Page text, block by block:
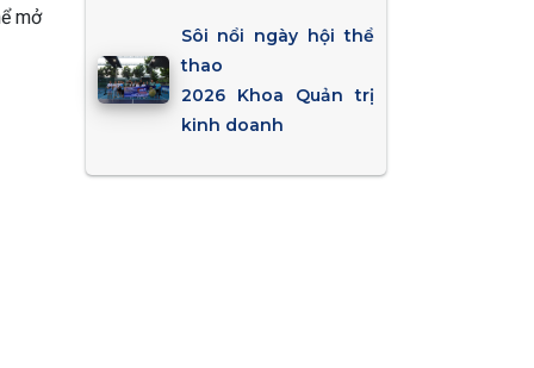
mở
Sôi nổi ngày hội thể
thao
2026 Khoa Quản trị
kinh doanh